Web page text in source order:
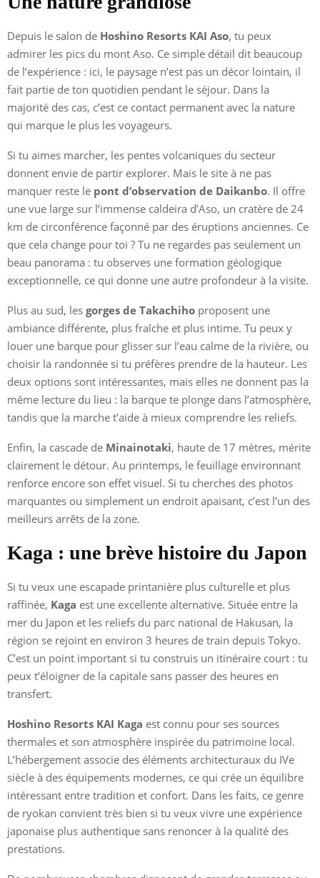
Depuis le salon de Hoshino Resorts KAI Aso, tu peux
admirer les pics du mont Aso. Ce simple détail dit beaucoup
de l’expérience : ici, le paysage n’est pas un décor lointain, il
fait partie de ton quotidien pendant le séjour. Dans la
majorité des cas, c’est ce contact permanent avec la nature
qui marque le plus les voyageurs.
Si tu aimes marcher, les pentes volcaniques du secteur
donnent envie de partir explorer. Mais le site à ne pas
manquer reste le pont d’observation de Daikanbo. Il offre
une vue large sur l’immense caldeira d’Aso, un cratère de 24
km de circonférence façonné par des éruptions anciennes. Ce
que cela change pour toi ? Tu ne regardes pas seulement un
beau panorama : tu observes une formation géologique
exceptionnelle, ce qui donne une autre profondeur à la visite.
Plus au sud, les gorges de Takachiho proposent une
ambiance différente, plus fraîche et plus intime. Tu peux y
louer une barque pour glisser sur l’eau calme de la rivière, ou
choisir la randonnée si tu préfères prendre de la hauteur. Les
deux options sont intéressantes, mais elles ne donnent pas la
même lecture du lieu : la barque te plonge dans l’atmosphère,
tandis que la marche t’aide à mieux comprendre les reliefs.
Enfin, la cascade de Minainotaki, haute de 17 mètres, mérite
clairement le détour. Au printemps, le feuillage environnant
renforce encore son effet visuel. Si tu cherches des photos
marquantes ou simplement un endroit apaisant, c’est l’un des
meilleurs arrêts de la zone.
Kaga : une brève histoire du Japon
Si tu veux une escapade printanière plus culturelle et plus
raffinée, Kaga est une excellente alternative. Située entre la
mer du Japon et les reliefs du parc national de Hakusan, la
région se rejoint en environ 3 heures de train depuis Tokyo.
C’est un point important si tu construis un itinéraire court : tu
peux t’éloigner de la capitale sans passer des heures en
transfert.
Hoshino Resorts KAI Kaga est connu pour ses sources
thermales et son atmosphère inspirée du patrimoine local.
L’hébergement associe des éléments architecturaux du IVe
siècle à des équipements modernes, ce qui crée un équilibre
intéressant entre tradition et confort. Dans les faits, ce genre
de ryokan convient très bien si tu veux vivre une expérience
japonaise plus authentique sans renoncer à la qualité des
prestations.